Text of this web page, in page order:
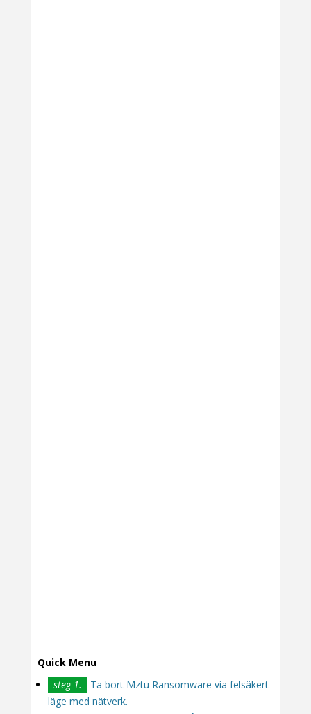
Quick Menu
steg 1.
Ta bort Mztu Ransomware via felsäkert
läge med nätverk.